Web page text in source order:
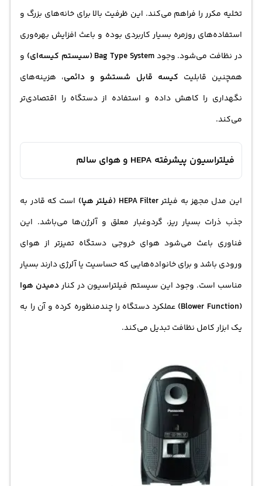
تخلیه مکرر را فراهم می‌کند. این ظرفیت بالا برای خانه‌های بزرگ و
استفاده‌های روزمره بسیار کاربردی بوده و باعث افزایش بهره‌وری
در نظافت می‌شود. وجودBag Type System (سیستم کیسه‌ای)
و
همچنین قابلیت کیسه قابل شستشو و دائمی، هزینه‌های
نگهداری را کاهش داده و استفاده از دستگاه را اقتصادی‌تر
می‌کند.
فیلتراسیون پیشرفته HEPA و هوای سالم
این مدل مجهز به فیلترHEPA Filter (فیلتر هپا)
است که قادر به
جذب ذرات بسیار ریز، گردوغبار معلق و آلرژن‌ها می‌باشد. این
فناوری باعث می‌شود هوای خروجی دستگاه تمیزتر از هوای
ورودی باشد و برای خانواده‌هایی که حساسیت یا آلرژی دارند بسیار
مناسب است. وجود این سیستم فیلتراسیون در کناردمیدن هوا
(Blower Function)
عملکرد دستگاه را چندمنظوره کرده و آن را به
یک ابزار کامل نظافت تبدیل می‌کند.